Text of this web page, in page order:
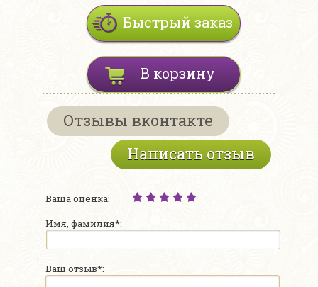
Быстрый заказ
В корзину
Отзывы вконтакте
Написать отзыв
Ваша оценка:
Имя, фамилия*:
Ваш отзыв*: